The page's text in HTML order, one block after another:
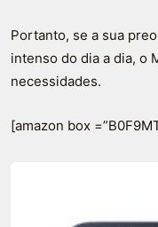
Portanto, se a sua
intenso do dia a dia, o
necessidades.
[amazon box